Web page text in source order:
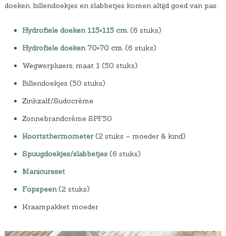
doeken, billendoekjes en slabbetjes komen altijd goed van pas.
Hydrofiele doeken 115×115 cm.(6 stuks)
Hydrofiele doeken 70×70 cm.(6 stuks)
Wegwerpluiers, maat 1 (50 stuks)
Billendoekjes (50 stuks)
Zinkzalf/Sudocrème
Zonnebrandcrème SPF50
Koortsthermometer(2 stuks – moeder & kind)
Spuugdoekjes/slabbetjes(6 stuks)
Manicureset
Fopspeen(2 stuks)
Kraampakket moeder